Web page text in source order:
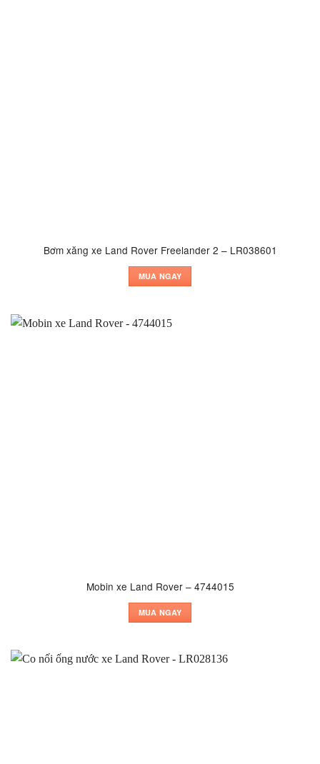
Bơm xăng xe Land Rover Freelander 2 – LR038601
MUA NGAY
Mobin xe Land Rover – 4744015
MUA NGAY